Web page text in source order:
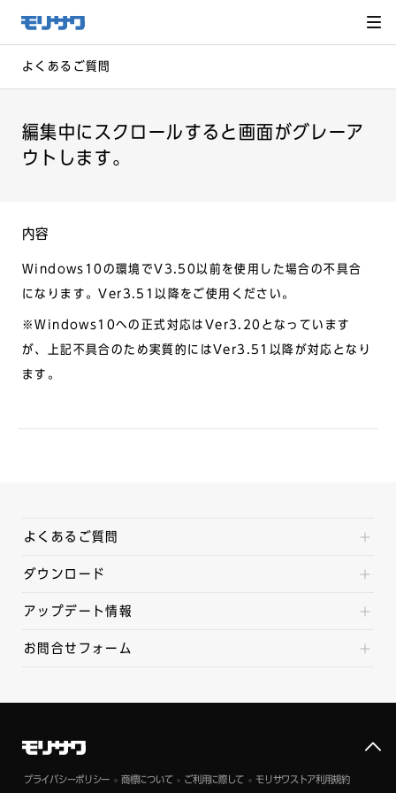
メ
ニュー
飛ばし
へ移動
よくあるご質問
編集中にスクロールすると画面がグレーア
ウトします。
内容
Windows10の環境でV3.50以前を使用した場合の不具合
になります。Ver3.51以降をご使用ください。
※Windows10への正式対応はVer3.20となっています
が、上記不具合のため実質的にはVer3.51以降が対応となり
ます。
よくあるご質問
ダウンロード
アップデート情報
お問合せフォーム
プライバシーポリシー 商標について ご利用に際して モリサワストア利用規約